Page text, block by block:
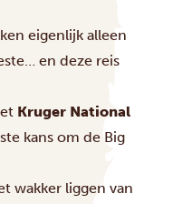
eigenlijk alleen
en deze reis
Kruger National
kans om de Big
wakker liggen van